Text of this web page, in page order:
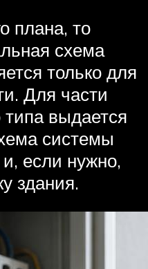
плана, то
схема
только для
Для части
выдается
системы
если нужно,
здания.